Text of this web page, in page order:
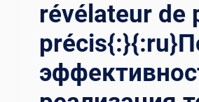
révélateur de